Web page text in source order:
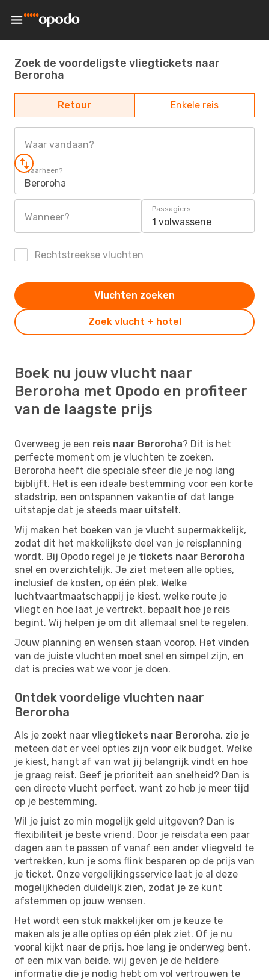
Zoek de voordeligste vliegtickets naar
Beroroha
Retour Enkele reis
Waar vandaan?
Waarheen?
Beroroha
Wanneer?
Passagiers
1 volwassene
Rechtstreekse vluchten
Zoek vlucht + hotel
Vluchten zoeken
Boek nu jouw vlucht naar
Beroroha met Opodo en profiteer
van de laagste prijs
Overweeg je een reis naar Beroroha? Dit is het
perfecte moment om je vluchten te zoeken.
Beroroha heeft die speciale sfeer die je nog lang
bijblijft. Het is een ideale bestemming voor een korte
stadstrip, een ontspannen vakantie of dat lange
uitstapje dat je steeds maar uitstelt.
Wij maken het boeken van je vlucht supermakkelijk,
zodat dit het makkelijkste deel van je reisplanning
wordt. Bij Opodo regel je je tickets naar Beroroha
snel en overzichtelijk. Je ziet meteen alle opties,
inclusief de kosten, op één plek. Welke
luchtvaartmaatschappij je kiest, welke route je
vliegt en hoe laat je vertrekt, bepaalt hoe je reis
begint. Wij helpen je om dit allemaal snel te regelen.
Jouw planning en wensen staan voorop. Het vinden
van de juiste vluchten moet snel en simpel zijn, en
dat is precies wat we voor je doen.
Ontdek voordelige vluchten naar
Beroroha
Als je zoekt naar vliegtickets naar Beroroha, zie je
meteen dat er veel opties zijn voor elk budget. Welke
je kiest, hangt af van wat jij belangrijk vindt en hoe
je graag reist. Geef je prioriteit aan snelheid? Dan is
een directe vlucht perfect, want zo heb je meer tijd
op je bestemming.
Wil je juist zo min mogelijk geld uitgeven? Dan is
flexibiliteit je beste vriend. Door je reisdata een paar
dagen aan te passen of vanaf een ander vliegveld te
vertrekken, kun je soms flink besparen op de prijs van
je ticket. Onze vergelijkingsservice laat je al deze
mogelijkheden duidelijk zien, zodat je ze kunt
afstemmen op jouw wensen.
Het wordt een stuk makkelijker om je keuze te
maken als je alle opties op één plek ziet. Of je nu
vooral kijkt naar de prijs, hoe lang je onderweg bent,
of een mix van beide, wij geven je de heldere
informatie die je nodig hebt om vol vertrouwen te